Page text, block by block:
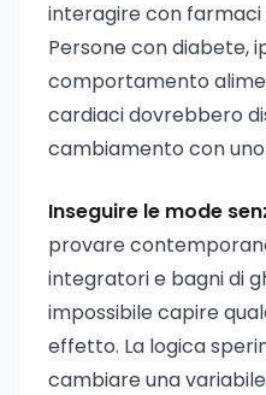
interagire con farmaci
Persone con diabete,
comportamento
cardiaci dovrebbero
cambiamento con
Inseguire le mode
provare
integratori e bagni di
impossibile capire
effetto. La logica
cambiare una